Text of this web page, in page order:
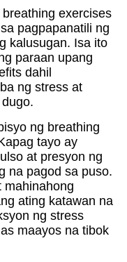
exercises
pagpapanatili ng
kalusugan. Isa ito
paraan upang
dahil
ng stress at
ng breathing
tayo ay
at presyon ng
na pagod sa puso.
mahinahong
ating katawan na
ng stress
maayos na tibok